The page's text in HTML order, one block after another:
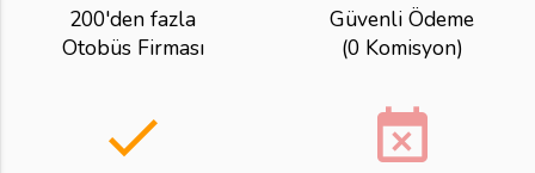
200'den fazla
Otobüs Firması
Güvenli Ödeme
(0 Komisyon)
done event_busy